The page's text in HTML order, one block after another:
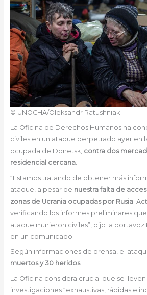
© UNOCHA/Oleksandr Ratushniak
La Oficina de Derechos Humanos ha
civiles en un ataque perpetrado ayer en
ocupada de Donetsk, contra dos
residencial cercana.
“Estamos tratando de obtener más
ataque, a pesar de nuestra falta de
zonas de Ucrania ocupadas por Rusia.
verificando los informes preliminares
ataque murieron civiles”, dijo la portavoz
en un comunicado.
Según informaciones de prensa, el
muertos y 30 heridos
La Oficina considera crucial que se
investigaciones “exhaustivas, rápidas e